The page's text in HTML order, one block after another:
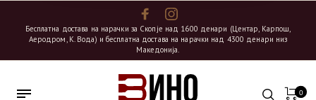
Бесплатна достава на нарачки за Скопје над 1600 денари (Центар, Карпош,
Аеродром, К. Вода) и бесплатна достава на нарачки над 4300 денари низ
Македонија.
0